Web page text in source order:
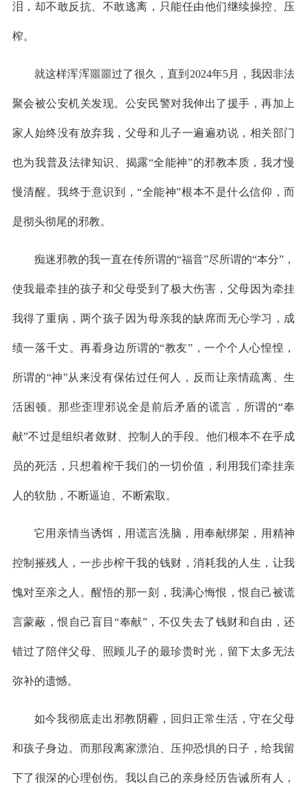
泪，却不敢反抗、不敢逃离，只能任由他们继续操控、压
榨。
就这样浑浑噩噩过了很久，直到2024年5月，我因非法
聚会被公安机关发现。公安民警对我伸出了援手，再加上
家人始终没有放弃我，父母和儿子一遍遍劝说，相关部门
也为我普及法律知识、揭露“全能神”的邪教本质，我才慢
慢清醒。我终于意识到，“全能神”根本不是什么信仰，而
是彻头彻尾的邪教。
痴迷邪教的我一直在传所谓的“福音”尽所谓的“本分”，
使我最牵挂的孩子和父母受到了极大伤害，父母因为牵挂
我得了重病，两个孩子因为母亲我的缺席而无心学习，成
绩一落千丈。再看身边所谓的“教友”，一个个人心惶惶，
所谓的“神”从来没有保佑过任何人，反而让亲情疏离、生
活困顿。那些歪理邪说全是前后矛盾的谎言，所谓的“奉
献”不过是组织者敛财、控制人的手段。他们根本不在乎成
员的死活，只想着榨干我们的一切价值，利用我们牵挂亲
人的软肋，不断逼迫、不断索取。
它用亲情当诱饵，用谎言洗脑，用奉献绑架，用精神
控制摧残人，一步步榨干我的钱财，消耗我的人生，让我
愧对至亲之人。醒悟的那一刻，我满心悔恨，恨自己被谎
言蒙蔽，恨自己盲目“奉献”，不仅失去了钱财和自由，还
错过了陪伴父母、照顾儿子的最珍贵时光，留下太多无法
弥补的遗憾。
如今我彻底走出邪教阴霾，回归正常生活，守在父母
和孩子身边。而那段离家漂泊、压抑恐惧的日子，给我留
下了很深的心理创伤。我以自己的亲身经历告诫所有人，